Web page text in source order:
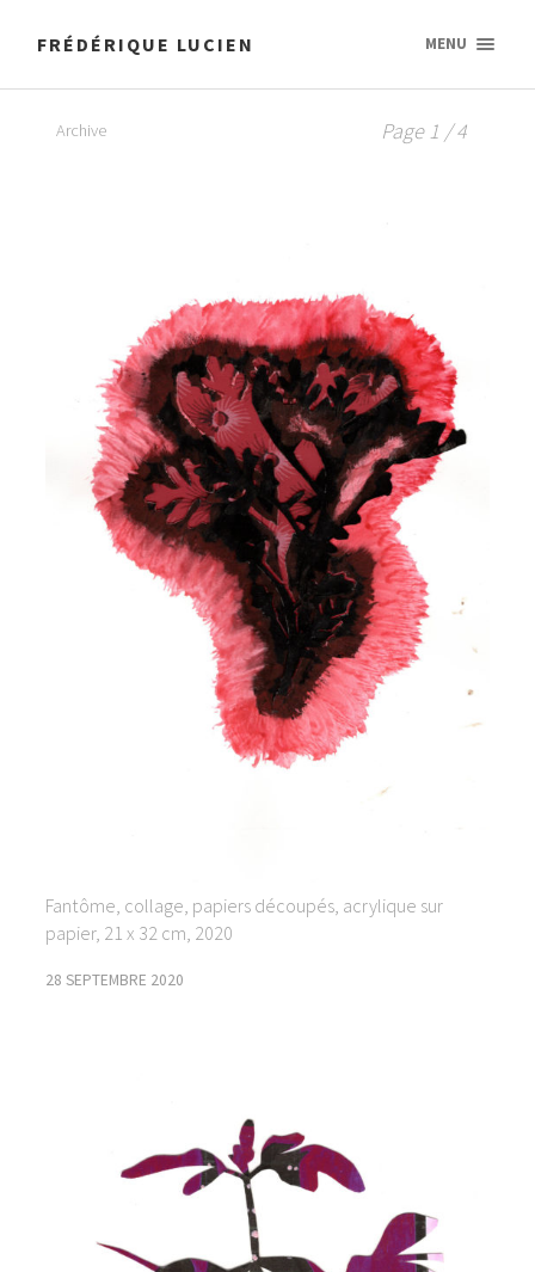
FRÉDÉRIQUE LUCIEN MENU
Archive Page 1 / 4
Fantôme, collage, papiers découpés, acrylique sur
papier, 21 x 32 cm, 2020
28 SEPTEMBRE 2020